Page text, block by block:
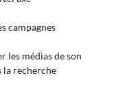
campagnes
les médias de son
la recherche